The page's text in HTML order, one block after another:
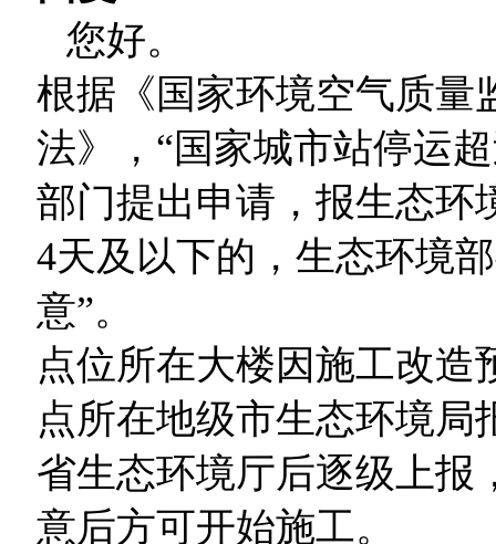
您好。
根据《国家环境空气质量
法》，“国家城市站停运
部门提出申请，报生态环
4天及以下的，生态环境
意”。
点位所在大楼因施工改
点所在地级市生态环境
省生态环境厅后逐级上报
意后方可开始施工。